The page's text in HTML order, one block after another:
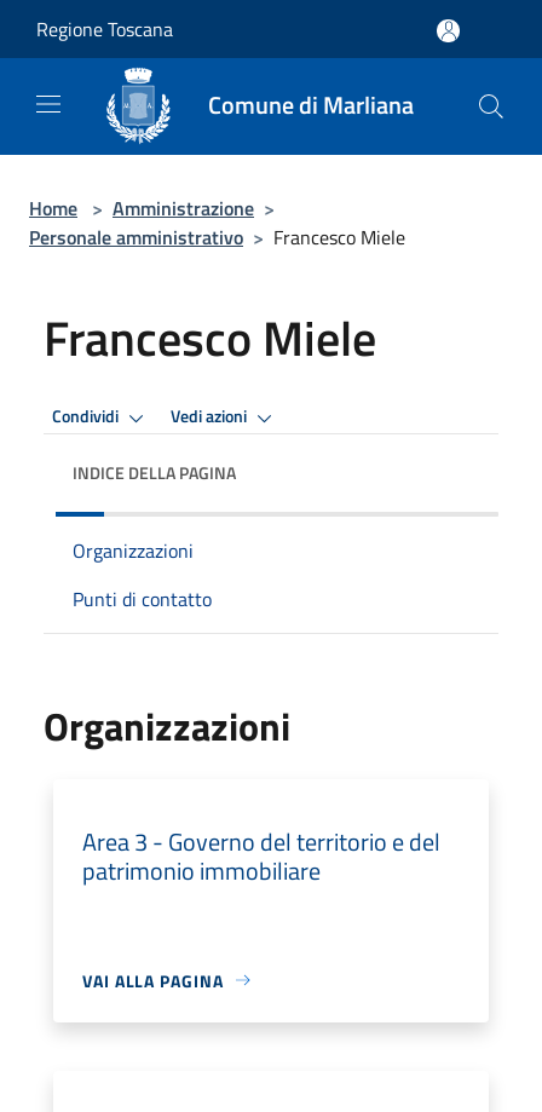
Regione Toscana
Comune di Marliana
Home > Amministrazione >
Personale amministrativo > Francesco Miele
Francesco Miele
Condividi Vedi azioni
INDICE DELLA PAGINA
Organizzazioni
Punti di contatto
Organizzazioni
Area 3 - Governo del territorio e del
patrimonio immobiliare
VAI ALLA PAGINA